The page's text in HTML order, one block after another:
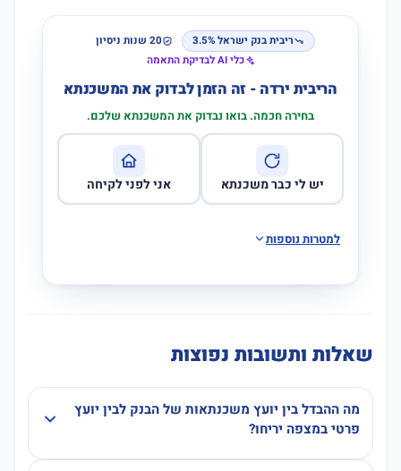
ריבית בנק ישראל 3.5%
20 שנות ניסיון
כלי AI לבדיקת התאמה
הריבית ירדה - זה הזמן לבדוק את המשכנתא
בחירה חכמה. בואו נבדוק את המשכנתא שלכם.
יש לי כבר משכנתא אני לפני לקיחה
למטרות נוספות
שאלות ותשובות נפוצות
מה ההבדל בין יועץ משכנתאות של הבנק לבין יועץ
פרטי במצפה יריחו?